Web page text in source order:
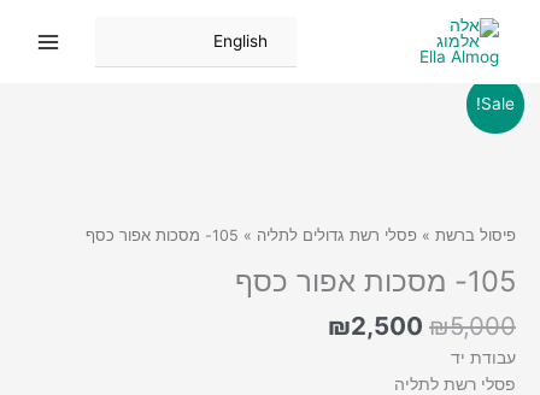
English
Sale!
פיסול ברשת » פסלי רשת גדולים לתליה » 105- מסכות אפור כסף
105- מסכות אפור כסף
₪5,000
המחיר
היה:
₪2,500
עבודת יד
פסלי רשת לתליה